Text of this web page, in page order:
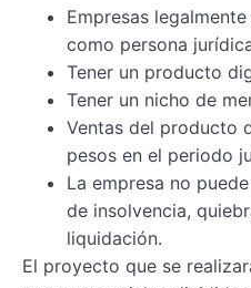
Empresas
como persona
Tener un producto
Tener un nicho de
Ventas del producto
pesos en el periodo
La empresa no
de insolvencia,
liquidación.
El proyecto que se